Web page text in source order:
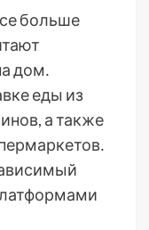
больше
дом․
еды из
а также